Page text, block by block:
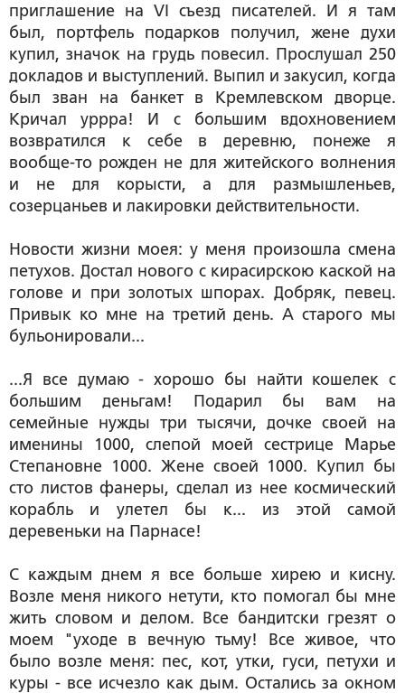
приглашение на VI съезд писателей. И я там
был, портфель подарков получил, жене духи
купил, значок на грудь повесил. Прослушал 250
докладов и выступлений. Выпил и закусил, когда
был зван на банкет в Кремлевском дворце.
Кричал уррра! И с большим вдохновением
возвратился к себе в деревню, понеже я
вообще-то рожден не для житейского волнения
и не для корысти, а для размышленьев,
созерцаньев и лакировки действительности.
Новости жизни моея: у меня произошла смена
петухов. Достал нового с кирасирскою каской на
голове и при золотых шпорах. Добряк, певец.
Привык ко мне на третий день. А старого мы
бульонировали...
...Я все думаю - хорошо бы найти кошелек с
большим деньгам! Подарил бы вам на
семейные нужды три тысячи, дочке своей на
именины 1000, слепой моей сестрице Марье
Степановне 1000. Жене своей 1000. Купил бы
сто листов фанеры, сделал из нее космический
корабль и улетел бы к... из этой самой
деревеньки на Парнасе!
С каждым днем я все больше хирею и кисну.
Возле меня никого нетути, кто помогал бы мне
жить словом и делом. Все бандитски грезят о
моем "уходе в вечную тьму! Все живое, что
было возле меня: пес, кот, утки, гуси, петухи и
куры - все исчезло как дым. Остались за окном